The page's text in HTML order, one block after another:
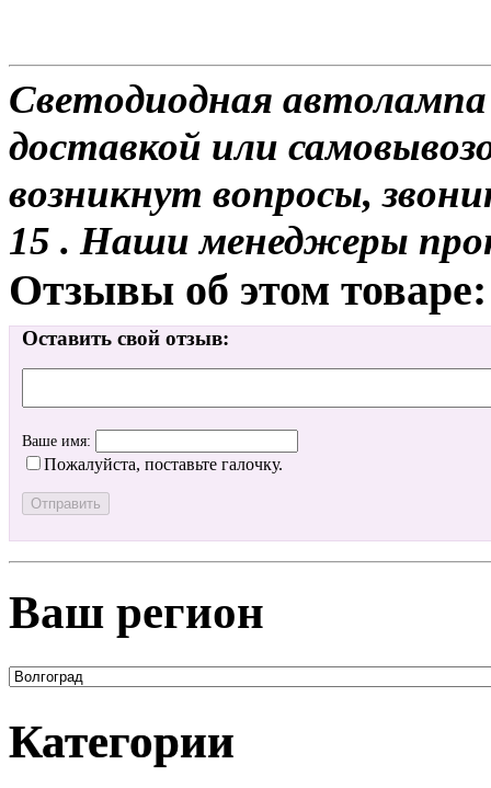
Светодиодная
доставкой или
возникнут вопросы,
15 . Наши менеджеры
Отзывы об этом товаре:
Оставить свой отзыв:
Ваше имя:
Пожалуйста, поставьте галочку.
Ваш регион
Категории